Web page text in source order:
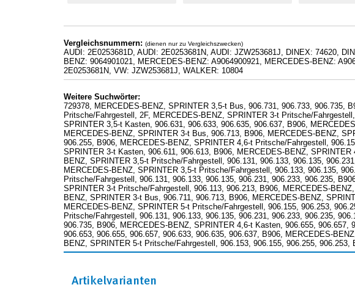
Vergleichsnummern: (dienen nur zu Vergleichszwecken)
AUDI: 2E0253681D, AUDI: 2E0253681N, AUDI: JZW253681J, DINEX: 74620,
BENZ: 9064901021, MERCEDES-BENZ: A9064900921, MERCEDES-BENZ:
2E0253681N, VW: JZW253681J, WALKER: 10804
Weitere Suchwörter:
729378, MERCEDES-BENZ, SPRINTER 3,5-t Bus, 906.731, 906.733, 906.735,
Pritsche/Fahrgestell, 2F, MERCEDES-BENZ, SPRINTER 3-t Pritsche/
SPRINTER 3,5-t Kasten, 906.631, 906.633, 906.635, 906.637, B906,
MERCEDES-BENZ, SPRINTER 3-t Bus, 906.713, B906, MERCEDES-BENZ,
906.255, B906, MERCEDES-BENZ, SPRINTER 4,6-t Pritsche/Fahrgestell,
SPRINTER 3-t Kasten, 906.611, 906.613, B906, MERCEDES-BENZ,
BENZ, SPRINTER 3,5-t Pritsche/Fahrgestell, 906.131, 906.133, 906.135,
MERCEDES-BENZ, SPRINTER 3,5-t Pritsche/Fahrgestell, 906.133, 906.135,
Pritsche/Fahrgestell, 906.131, 906.133, 906.135, 906.231, 906.233, 906.235,
SPRINTER 3-t Pritsche/Fahrgestell, 906.113, 906.213, B906, MERCEDES-
BENZ, SPRINTER 3-t Bus, 906.711, 906.713, B906, MERCEDES-BENZ,
MERCEDES-BENZ, SPRINTER 5-t Pritsche/Fahrgestell, 906.155, 906.253,
Pritsche/Fahrgestell, 906.131, 906.133, 906.135, 906.231, 906.233, 906.235,
906.735, B906, MERCEDES-BENZ, SPRINTER 4,6-t Kasten, 906.655, 906.657,
906.653, 906.655, 906.657, 906.633, 906.635, 906.637, B906, MERCEDES-
BENZ, SPRINTER 5-t Pritsche/Fahrgestell, 906.153, 906.155, 906.255,
Artikelvarianten